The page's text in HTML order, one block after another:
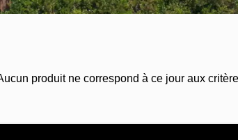
produit ne correspond à ce jour aux